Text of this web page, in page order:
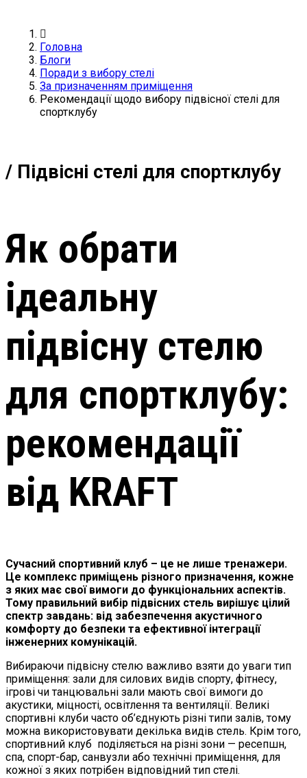
Головна
Блоги
Поради з вибору стелі
За призначенням приміщення
Рекомендації щодо вибору підвісної стелі для
спортклубу
/ Підвісні стелі для спортклубу
Як обрати
ідеальну
підвісну стелю
для спортклубу:
рекомендації
від KRAFT
Сучасний спортивний клуб – це не лише тренажери.
Це комплекс приміщень різного призначення, кожне
з яких має свої вимоги до функціональних аспектів.
Тому правильний вибір підвісних стель вирішує цілий
спектр завдань: від забезпечення акустичного
комфорту до безпеки та ефективної інтеграції
інженерних комунікацій.
Вибираючи підвісну стелю важливо взяти до уваги тип
приміщення: зали для силових видів спорту, фітнесу,
ігрові чи танцювальні зали мають свої вимоги до
акустики, міцності, освітлення та вентиляції. Великі
спортивні клуби часто об’єднують різні типи залів, тому
можна використовувати декілька видів стель. Крім того,
спортивний клуб поділяється на різні зони — ресепшн,
спа, спорт-бар, санвузли або технічні приміщення, для
кожної з яких потрібен відповідний тип стелі.